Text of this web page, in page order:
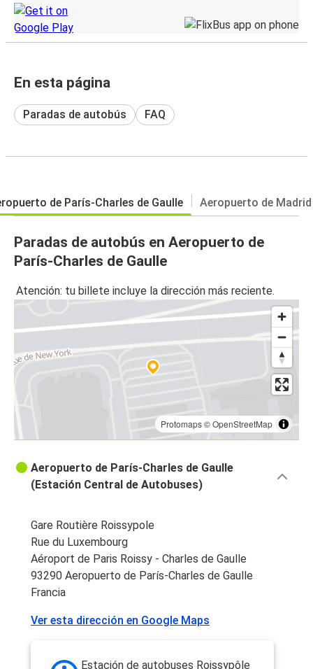
En esta página
Paradas de autobús FAQ
de París-Charles de Gaulle Aeropuerto de
Paradas de autobús en Aeropuerto de
París-Charles de Gaulle
Atención: tu billete incluye la dirección más reciente.
Protomaps©OpenStreetMap
Aeropuerto de París-Charles de Gaulle
(Estación Central de Autobuses)
Gare Routière Roissypole
Rue du Luxembourg
Aéroport de Paris Roissy - Charles de Gaulle
93290 Aeropuerto de París-Charles de Gaulle
Francia
Ver esta dirección en Google Maps
Estación de autobuses Roissypôle